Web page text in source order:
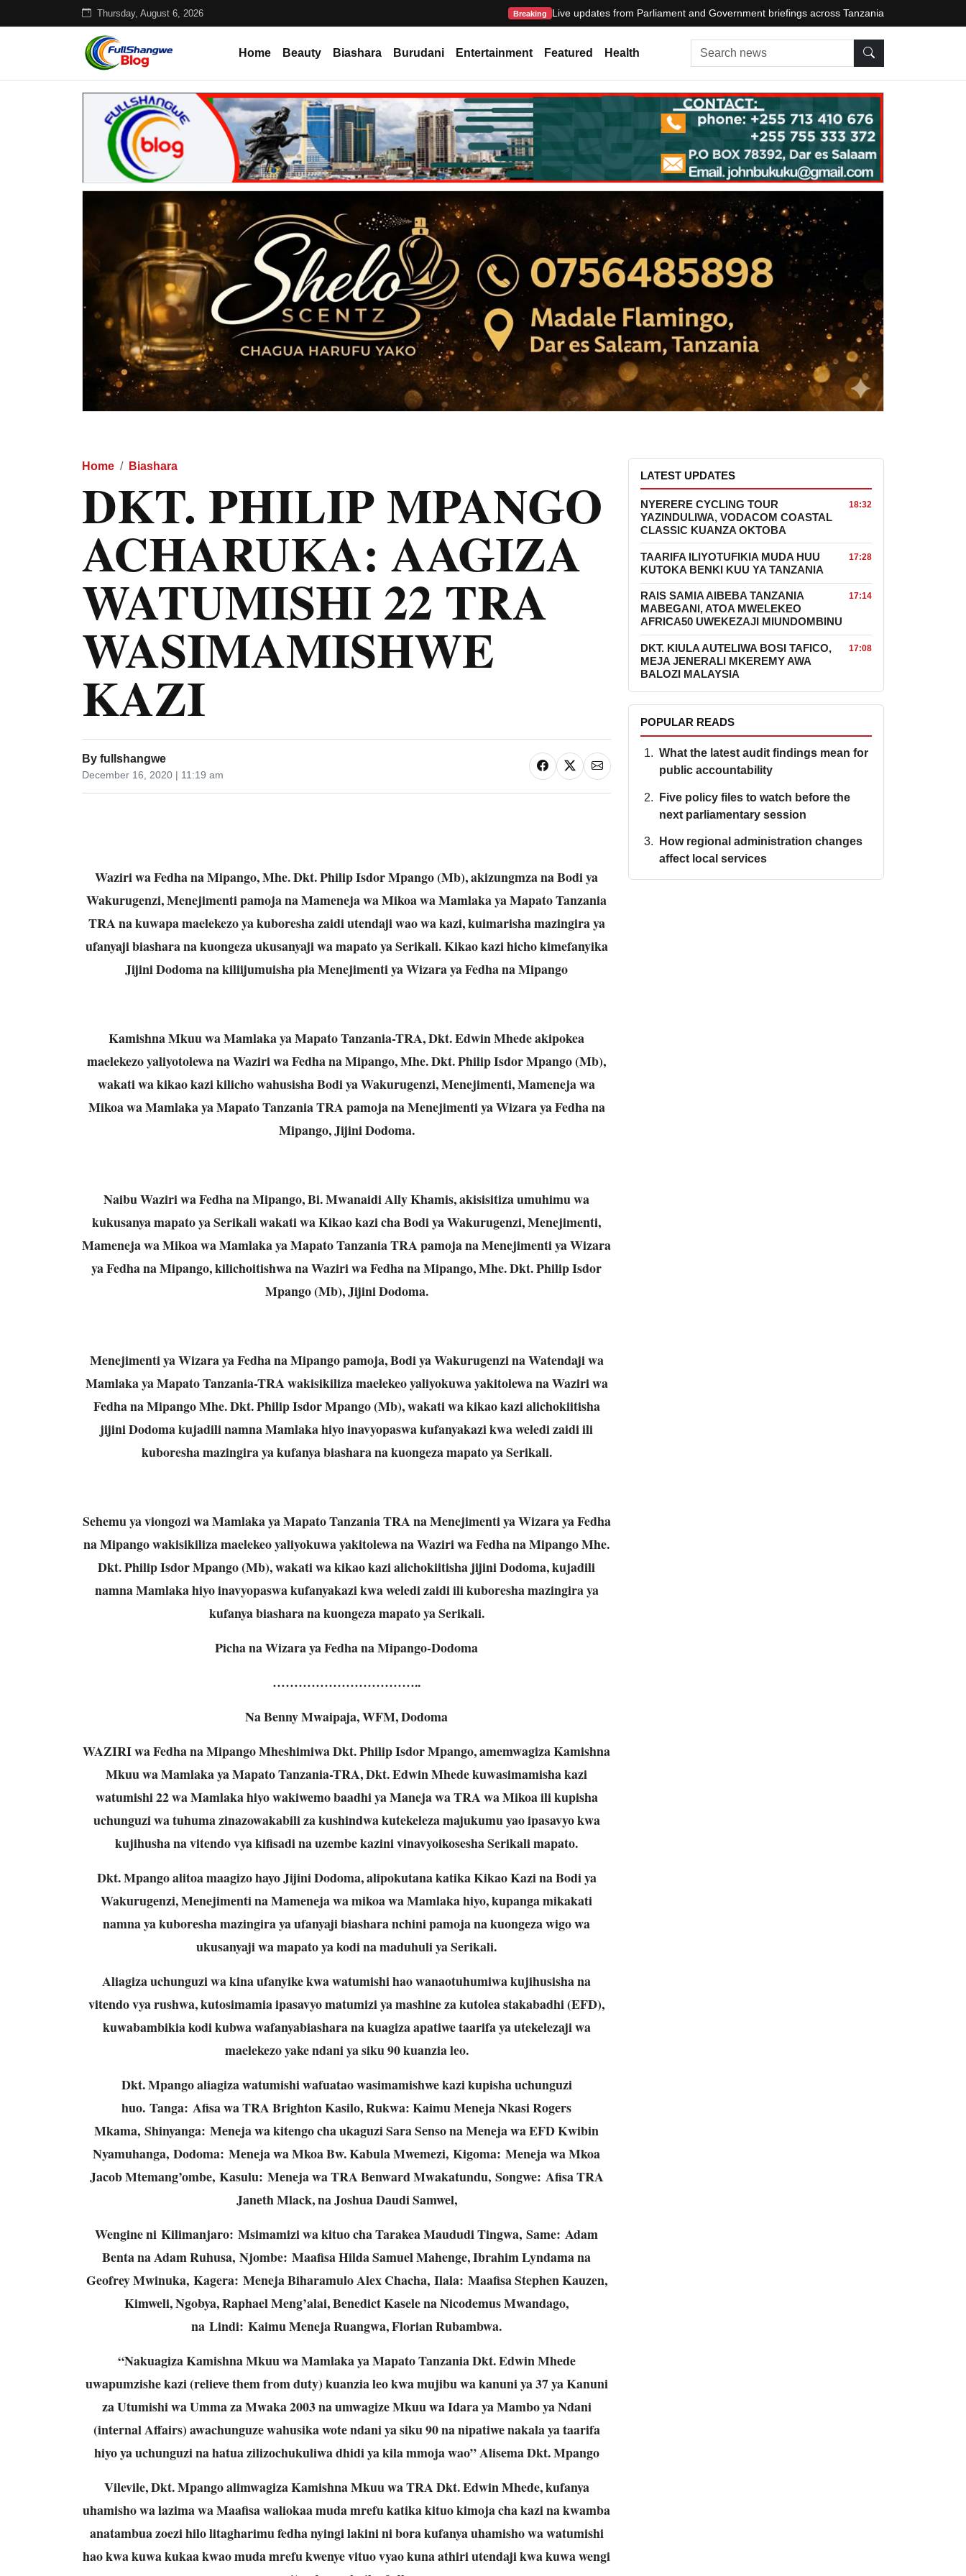
Thursday, August 6, 2026 Breaking Live updates from Parliament and Government briefings across Tanzania
Home Beauty Biashara Burudani Entertainment Featured Health Search news
Home Biashara
DKT. PHILIP MPANGO
ACHARUKA: AAGIZA
WATUMISHI 22 TRA
WASIMAMISHWE
KAZI
By fullshangwe
December 16, 2020 | 11:19 am
Waziri wa Fedha na Mipango, Mhe. Dkt. Philip Isdor Mpango (Mb), akizungmza na Bodi ya
Wakurugenzi, Menejimenti pamoja na Mameneja wa Mikoa wa Mamlaka ya Mapato Tanzania
TRA na kuwapa maelekezo ya kuboresha zaidi utendaji wao wa kazi, kuimarisha mazingira ya
ufanyaji biashara na kuongeza ukusanyaji wa mapato ya Serikali. Kikao kazi hicho kimefanyika
Jijini Dodoma na kiliijumuisha pia Menejimenti ya Wizara ya Fedha na Mipango
Kamishna Mkuu wa Mamlaka ya Mapato Tanzania-TRA, Dkt. Edwin Mhede akipokea
maelekezo yaliyotolewa na Waziri wa Fedha na Mipango, Mhe. Dkt. Philip Isdor Mpango (Mb),
wakati wa kikao kazi kilicho wahusisha Bodi ya Wakurugenzi, Menejimenti, Mameneja wa
Mikoa wa Mamlaka ya Mapato Tanzania TRA pamoja na Menejimenti ya Wizara ya Fedha na
Mipango, Jijini Dodoma.
Naibu Waziri wa Fedha na Mipango, Bi. Mwanaidi Ally Khamis, akisisitiza umuhimu wa
kukusanya mapato ya Serikali wakati wa Kikao kazi cha Bodi ya Wakurugenzi, Menejimenti,
Mameneja wa Mikoa wa Mamlaka ya Mapato Tanzania TRA pamoja na Menejimenti ya Wizara
ya Fedha na Mipango, kilichoitishwa na Waziri wa Fedha na Mipango, Mhe. Dkt. Philip Isdor
Mpango (Mb), Jijini Dodoma.
Menejimenti ya Wizara ya Fedha na Mipango pamoja, Bodi ya Wakurugenzi na Watendaji wa
Mamlaka ya Mapato Tanzania-TRA wakisikiliza maelekeo yaliyokuwa yakitolewa na Waziri wa
Fedha na Mipango Mhe. Dkt. Philip Isdor Mpango (Mb), wakati wa kikao kazi alichokiitisha
jijini Dodoma kujadili namna Mamlaka hiyo inavyopaswa kufanyakazi kwa weledi zaidi ili
kuboresha mazingira ya kufanya biashara na kuongeza mapato ya Serikali.
Sehemu ya viongozi wa Mamlaka ya Mapato Tanzania TRA na Menejimenti ya Wizara ya Fedha
na Mipango wakisikiliza maelekeo yaliyokuwa yakitolewa na Waziri wa Fedha na Mipango Mhe.
Dkt. Philip Isdor Mpango (Mb), wakati wa kikao kazi alichokiitisha jijini Dodoma, kujadili
namna Mamlaka hiyo inavyopaswa kufanyakazi kwa weledi zaidi ili kuboresha mazingira ya
kufanya biashara na kuongeza mapato ya Serikali.
Picha na Wizara ya Fedha na Mipango-Dodoma
……………………………..
Na Benny Mwaipaja, WFM, Dodoma
WAZIRI wa Fedha na Mipango Mheshimiwa Dkt. Philip Isdor Mpango, amemwagiza Kamishna
Mkuu wa Mamlaka ya Mapato Tanzania-TRA, Dkt. Edwin Mhede kuwasimamisha kazi
watumishi 22 wa Mamlaka hiyo wakiwemo baadhi ya Maneja wa TRA wa Mikoa ili kupisha
uchunguzi wa tuhuma zinazowakabili za kushindwa kutekeleza majukumu yao ipasavyo kwa
kujihusha na vitendo vya kifisadi na uzembe kazini vinavyoikosesha Serikali mapato.
Dkt. Mpango alitoa maagizo hayo Jijini Dodoma, alipokutana katika Kikao Kazi na Bodi ya
Wakurugenzi, Menejimenti na Mameneja wa mikoa wa Mamlaka hiyo, kupanga mikakati
namna ya kuboresha mazingira ya ufanyaji biashara nchini pamoja na kuongeza wigo wa
ukusanyaji wa mapato ya kodi na maduhuli ya Serikali.
Aliagiza uchunguzi wa kina ufanyike kwa watumishi hao wanaotuhumiwa kujihusisha na
vitendo vya rushwa, kutosimamia ipasavyo matumizi ya mashine za kutolea stakabadhi (EFD),
kuwabambikia kodi kubwa wafanyabiashara na kuagiza apatiwe taarifa ya utekelezaji wa
maelekezo yake ndani ya siku 90 kuanzia leo.
Dkt. Mpango aliagiza watumishi wafuatao wasimamishwe kazi kupisha uchunguzi
huo. Tanga: Afisa wa TRA Brighton Kasilo, Rukwa: Kaimu Meneja Nkasi Rogers
Mkama, Shinyanga: Meneja wa kitengo cha ukaguzi Sara Senso na Meneja wa EFD Kwibin
Nyamuhanga, Dodoma: Meneja wa Mkoa Bw. Kabula Mwemezi, Kigoma: Meneja wa Mkoa
Jacob Mtemang’ombe, Kasulu: Meneja wa TRA Benward Mwakatundu, Songwe: Afisa TRA
Janeth Mlack, na Joshua Daudi Samwel,
Wengine ni Kilimanjaro: Msimamizi wa kituo cha Tarakea Maududi Tingwa, Same: Adam
Benta na Adam Ruhusa, Njombe: Maafisa Hilda Samuel Mahenge, Ibrahim Lyndama na
Geofrey Mwinuka, Kagera: Meneja Biharamulo Alex Chacha, Ilala: Maafisa Stephen Kauzen,
Kimweli, Ngobya, Raphael Meng’alai, Benedict Kasele na Nicodemus Mwandago,
na Lindi: Kaimu Meneja Ruangwa, Florian Rubambwa.
“Nakuagiza Kamishna Mkuu wa Mamlaka ya Mapato Tanzania Dkt. Edwin Mhede
uwapumzishe kazi (relieve them from duty) kuanzia leo kwa mujibu wa kanuni ya 37 ya Kanuni
za Utumishi wa Umma za Mwaka 2003 na umwagize Mkuu wa Idara ya Mambo ya Ndani
(internal Affairs) awachunguze wahusika wote ndani ya siku 90 na nipatiwe nakala ya taarifa
hiyo ya uchunguzi na hatua zilizochukuliwa dhidi ya kila mmoja wao” Alisema Dkt. Mpango
Vilevile, Dkt. Mpango alimwagiza Kamishna Mkuu wa TRA Dkt. Edwin Mhede, kufanya
uhamisho wa lazima wa Maafisa waliokaa muda mrefu katika kituo kimoja cha kazi na kwamba
anatambua zoezi hilo litagharimu fedha nyingi lakini ni bora kufanya uhamisho wa watumishi
hao kwa kuwa kukaa kwao muda mrefu kwenye vituo vyao kuna athiri utendaji kwa kuwa wengi
LATEST UPDATES
NYERERE CYCLING TOUR
YAZINDULIWA, VODACOM COASTAL
CLASSIC KUANZA OKTOBA
18:32
TAARIFA ILIYOTUFIKIA MUDA HUU
KUTOKA BENKI KUU YA TANZANIA
17:28
RAIS SAMIA AIBEBA TANZANIA
MABEGANI, ATOA MWELEKEO
AFRICA50 UWEKEZAJI MIUNDOMBINU
17:14
DKT. KIULA AUTELIWA BOSI TAFICO,
MEJA JENERALI MKEREMY AWA
BALOZI MALAYSIA
17:08
POPULAR READS
What the latest audit findings mean for
public accountability
Five policy files to watch before the
next parliamentary session
How regional administration changes
affect local services